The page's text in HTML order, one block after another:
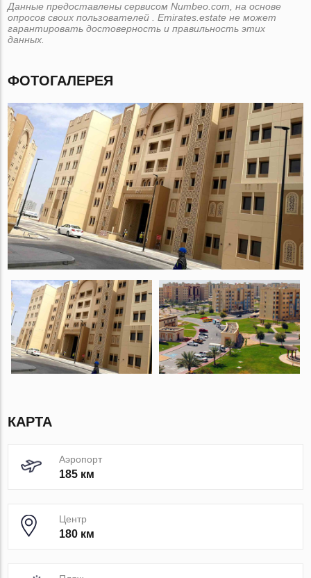
Данные предоставлены сервисом Numbeo.com, на основе
опросов своих пользователей . Emirates.estate не может
гарантировать достоверность и правильность этих
данных.
ФОТОГАЛЕРЕЯ
КАРТА
Аэропорт
185 км
Центр
180 км